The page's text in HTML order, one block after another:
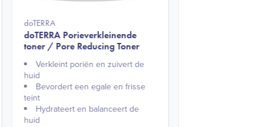
doTERRA
doTERRA Porieverkleinende
toner / Pore Reducing Toner
Verkleint poriën en zuivert de
huid
Bevordert een egale en frisse
teint
Hydrateert en balanceert de
huid